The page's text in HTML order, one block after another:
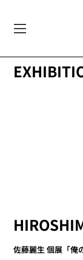
佐藤麗生 個展「俺